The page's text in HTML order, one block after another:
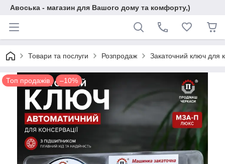
Авоська - магазин для Вашого дому та комфорту,)
Товари та послуги Розпродаж Закаточний ключ для
Топ продажів –10%